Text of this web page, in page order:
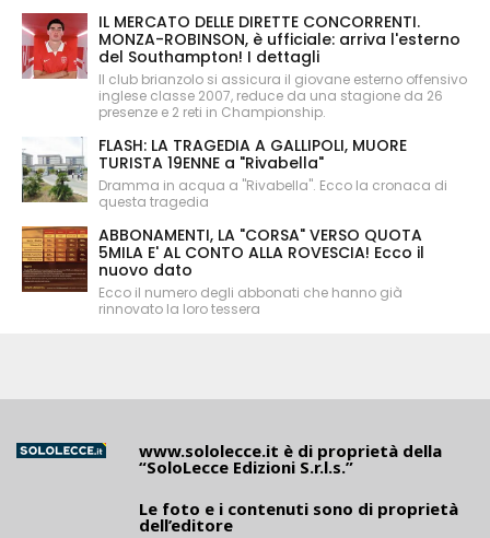
IL MERCATO DELLE DIRETTE CONCORRENTI.
MONZA-ROBINSON, è ufficiale: arriva l'esterno
del Southampton! I dettagli
Il club brianzolo si assicura il giovane esterno offensivo
inglese classe 2007, reduce da una stagione da 26
presenze e 2 reti in Championship.
FLASH: LA TRAGEDIA A GALLIPOLI, MUORE
TURISTA 19ENNE a "Rivabella"
Dramma in acqua a "Rivabella". Ecco la cronaca di
questa tragedia
ABBONAMENTI, LA "CORSA" VERSO QUOTA
5MILA E' AL CONTO ALLA ROVESCIA! Ecco il
nuovo dato
Ecco il numero degli abbonati che hanno già
rinnovato la loro tessera
www.sololecce.it è di proprietà della
“SoloLecce Edizioni S.r.l.s.”
Le foto e i contenuti sono di proprietà
dell’editore